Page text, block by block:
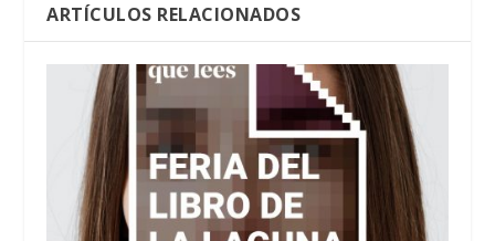
ARTÍCULOS RELACIONADOS